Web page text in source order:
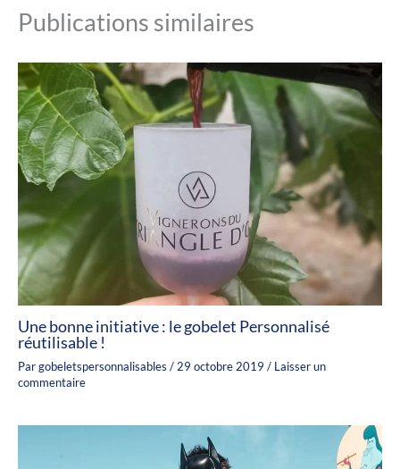
Publications similaires
Une bonne initiative : le gobelet Personnalisé
réutilisable !
Pargobeletspersonnalisables / 29 octobre 2019 / Laisser un
commentaire